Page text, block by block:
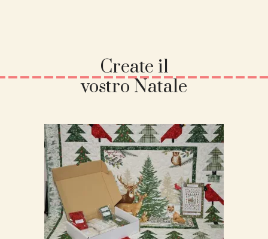
Create il
vostro Natale